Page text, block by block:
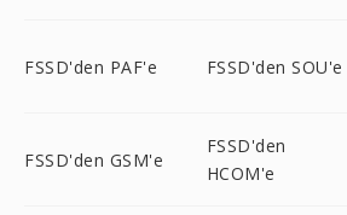
FSSD'den PAF'e FSSD'den SOU'e
FSSD'den GSM'e
FSSD'den
HCOM'e